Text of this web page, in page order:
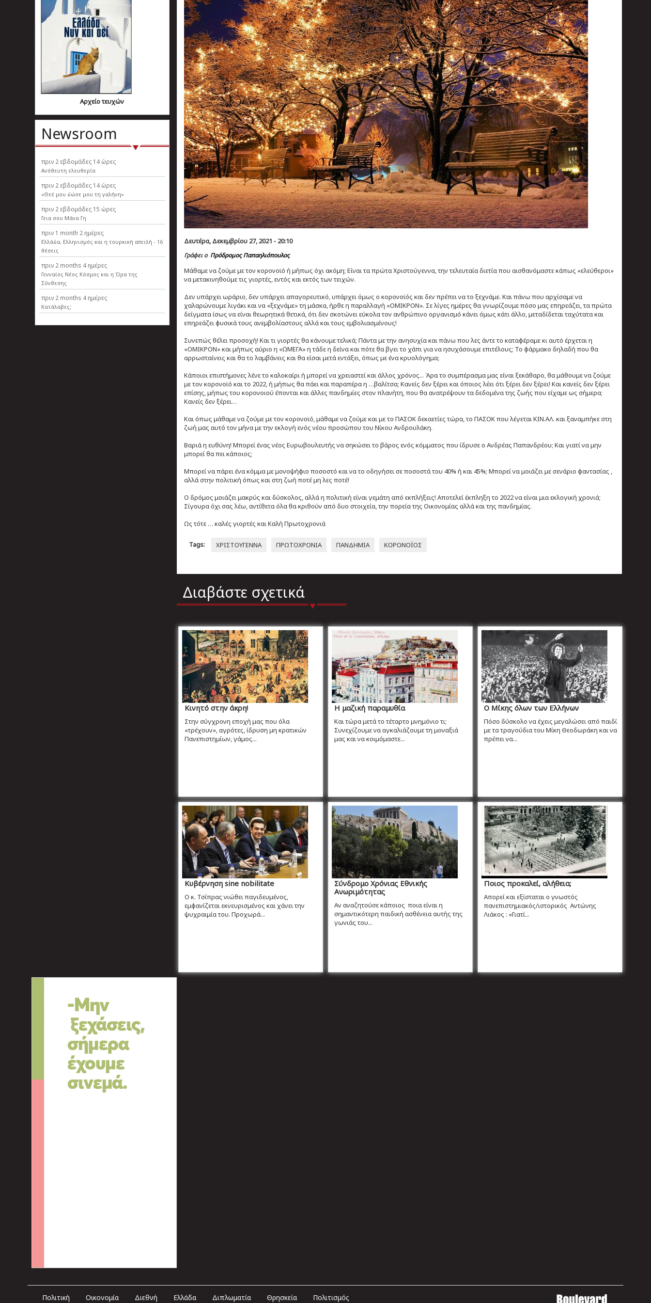
Αρχείο τευχών
Newsroom
πριν 2 εβδομάδες 14 ώρες
Ανόθευτη ελευθερία
πριν 2 εβδομάδες 14 ώρες
«Θεέ μου δώσε μου τη γαλήνη»
πριν 2 εβδομάδες 15 ώρες
Γεια σου Μάνα Γη
πριν 1 month 2 ημέρες
Ελλάδα, Ελληνισµός και η τουρκική απειλή - 16
θέσεις
πριν 2 months 4 ημέρες
Γενναίος Νέος Κόσμος και η Ώρα της
Σύνθεσης
πριν 2 months 4 ημέρες
Κατάλαβες;
Δευτέρα, Δεκεμβρίου 27, 2021 - 20:10
Γράφει ο Πρόδρομος Παπαηλιόπουλος
Μάθαμε να ζούμε με τον κορονοϊό ή μήπως όχι ακόμη; Είναι τα πρώτα Χριστούγεννα, την τελευταία διετία που αισθανόμαστε κάπως «ελεύθεροι»
να μετακινηθούμε τις γιορτές, εντός και εκτός των τειχών.
Δεν υπάρχει ωράριο, δεν υπάρχει απαγορευτικό, υπάρχει όμως ο κορονοϊός και δεν πρέπει να το ξεχνάμε. Και πάνω που αρχίσαμε να
χαλαρώνουμε λιγάκι και να «ξεχνάμε» τη μάσκα, ήρθε η παραλλαγή «ΟΜΙΚΡΟΝ». Σε λίγες ημέρες θα γνωρίζουμε πόσο μας επηρεάζει, τα πρώτα
δείγματα ίσως να είναι θεωρητικά θετικά, ότι δεν σκοτώνει εύκολα τον ανθρώπινο οργανισμό κάνει όμως κάτι άλλο, μεταδίδεται ταχύτατα και
επηρεάζει φυσικά τους ανεμβολίαστους αλλά και τους εμβολιασμένους!
Συνεπώς θέλει προσοχή! Και τι γιορτές θα κάνουμε τελικά; Πάντα με την ανησυχία και πάνω που λες άντε το καταφέραμε κι αυτό έρχεται η
«ΟΜΙΚΡΟΝ» και μήπως αύριο η «ΩΜΕΓΑ» η τάδε η δείνα και πότε θα βγει το χάπι για να ησυχάσουμε επιτέλους; Το φάρμακο δηλαδή που θα
αρρωσταίνεις και θα το λαμβάνεις και θα είσαι μετά εντάξει, όπως με ένα κρυολόγημα;
Κάποιοι επιστήμονες λένε το καλοκαίρι ή μπορεί να χρειαστεί και άλλος χρόνος... Άρα το συμπέρασμα μας είναι ξεκάθαρο, θα μάθουμε να ζούμε
με τον κορονοϊό και το 2022, ή μήπως θα πάει και παραπέρα η …βαλίτσα; Κανείς δεν ξέρει και όποιος λέει ότι ξέρει δεν ξέρει! Και κανείς δεν ξέρει
επίσης, μήπως του κορονοιού έπονται και άλλες πανδημίες στον πλανήτη, που θα ανατρέψουν τα δεδομένα της ζωής που είχαμε ως σήμερα;
Κανείς δεν ξέρει…
Και όπως μάθαμε να ζούμε με τον κορονοϊό, μάθαμε να ζούμε και με το ΠΑΣΟΚ δεκαετίες τώρα, το ΠΑΣΟΚ που λέγεται ΚΙΝ.ΑΛ. και ξαναμπήκε στη
ζωή μας αυτό τον μήνα με την εκλογή ενός νέου προσώπου του Νίκου Ανδρουλάκη.
Βαριά η ευθύνη! Μπορεί ένας νέος Ευρωβουλευτής να σηκώσει το βάρος ενός κόμματος που ίδρυσε ο Ανδρέας Παπανδρέου; Και γιατί να μην
μπορεί θα πει κάποιος;
Μπορεί να πάρει ένα κόμμα με μονοψήφιο ποσοστό και να το οδηγήσει σε ποσοστά του 40% ή και 45%; Μπορεί να μοιάζει με σενάριο φαντασίας ,
αλλά στην πολιτική όπως και στη ζωή ποτέ μη λες ποτέ!
Ο δρόμος μοιάζει μακρύς και δύσκολος, αλλά η πολιτική είναι γεμάτη από εκπλήξεις! Αποτελεί έκπληξη το 2022 να είναι μια εκλογική χρονιά;
Σίγουρα όχι σας λέω, αντίθετα όλα θα κριθούν από δυο στοιχεία, την πορεία της Οικονομίας αλλά και της πανδημίας.
Ως τότε … καλές γιορτές και Καλή Πρωτοχρονιά
Tags: ΧΡΙΣΤΟΥΓΕΝΝΑ ΠΡΩΤΟΧΡΟΝΙΑ ΠΑΝΔΗΜΙΑ ΚΟΡΟΝΟΪΟΣ
Διαβάστε σχετικά
Κινητό στην άκρη!
Στην σύγχρονη εποχή μας που όλα
«τρέχουν», αγρότες, ίδρυση μη κρατικών
Πανεπιστημίων, γάμος...
Η μαζική παραμυθία
Και τώρα μετά το τέταρτο μνημόνιο τι;
Συνεχίζουμε να αγκαλιάζουμε τη μοναξιά
μας και να κοιμόμαστε...
Ο Μίκης όλων των Ελλήνων
Πόσο δύσκολο να έχεις μεγαλώσει από παιδί
με τα τραγούδια του Μίκη Θεοδωράκη και να
πρέπει να...
Κυβέρνηση sine nobilitate
Ο κ. Τσίπρας νιώθει παγιδευμένος,
εμφανίζεται εκνευρισμένος και χάνει την
ψυχραιμία του. Προχωρά...
Σύνδρομο Χρόνιας Εθνικής
Ανωριμότητας
Αν αναζητούσε κάποιος ποια είναι η
σημαντικότερη παιδική ασθένεια αυτής της
γωνιάς του...
Ποιος προκαλεί, αλήθεια;
Απορεί και εξίσταται ο γνωστός
πανεπιστημιακός/ιστορικός Αντώνης
Λιάκος : «Γιατί...
Πολιτική Οικονομία Διεθνή Ελλάδα Διπλωματία Θρησκεία Πολιτισμός